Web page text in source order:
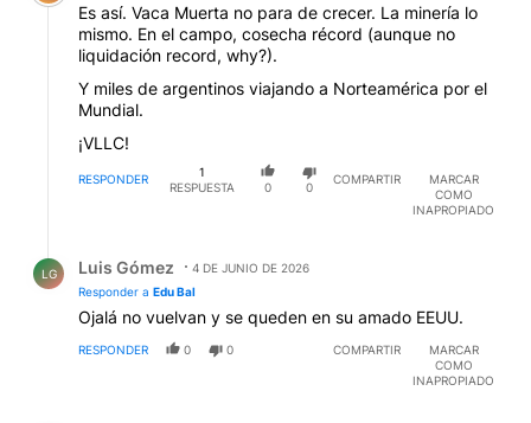
Es así. Vaca Muerta no para de crecer. La minería lo
mismo. En el campo, cosecha récord (aunque no
liquidación record, why?).
Y miles de argentinos viajando a Norteamérica por el
Mundial.
¡VLLC!
RESPONDER
1
RESPUESTA
0 0
COMPARTIR
MARCAR
COMO
INAPROPIADO
LG Luis Gómez
4 DE JUNIO DE 2026
Responder a Edu Bal
Ojalá no vuelvan y se queden en su amado EEUU.
RESPONDER 0 0 COMPARTIR
MARCAR
COMO
INAPROPIADO